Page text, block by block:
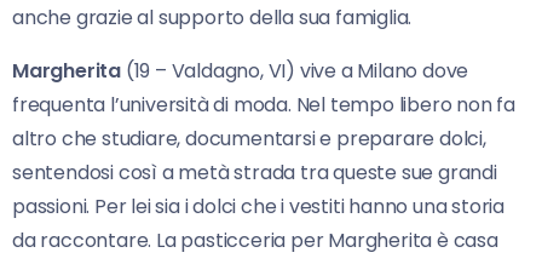
anche grazie al supporto della sua famiglia.
Margherita (19 – Valdagno, VI) vive a Milano dove
frequenta l’università di moda. Nel tempo libero non fa
altro che studiare, documentarsi e preparare dolci,
sentendosi così a metà strada tra queste sue grandi
passioni. Per lei sia i dolci che i vestiti hanno una storia
da raccontare. La pasticceria per Margherita è casa